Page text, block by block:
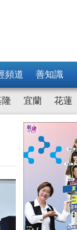
頻道 善知識
隆 宜蘭 花蓮